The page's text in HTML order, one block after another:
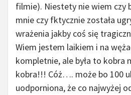
filmie). Niestety nie wiem czy
mnie czy fktycznie została
wrażenia jakby coś się
Wiem jestem laikiem i na
kompletnie, ale była to kobra
kobra!!! Cóż…. może bo 100
uodporniona, że co najwyżej